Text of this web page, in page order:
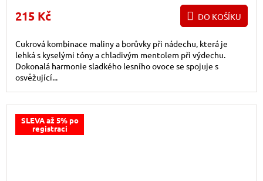
215 Kč DO KOŠÍKU
Cukrová kombinace maliny a borůvky při nádechu, která je
lehká s kyselými tóny a chladivým mentolem při výdechu.
Dokonalá harmonie sladkého lesního ovoce se spojuje s
osvěžující...
SLEVA až 5% po
registraci